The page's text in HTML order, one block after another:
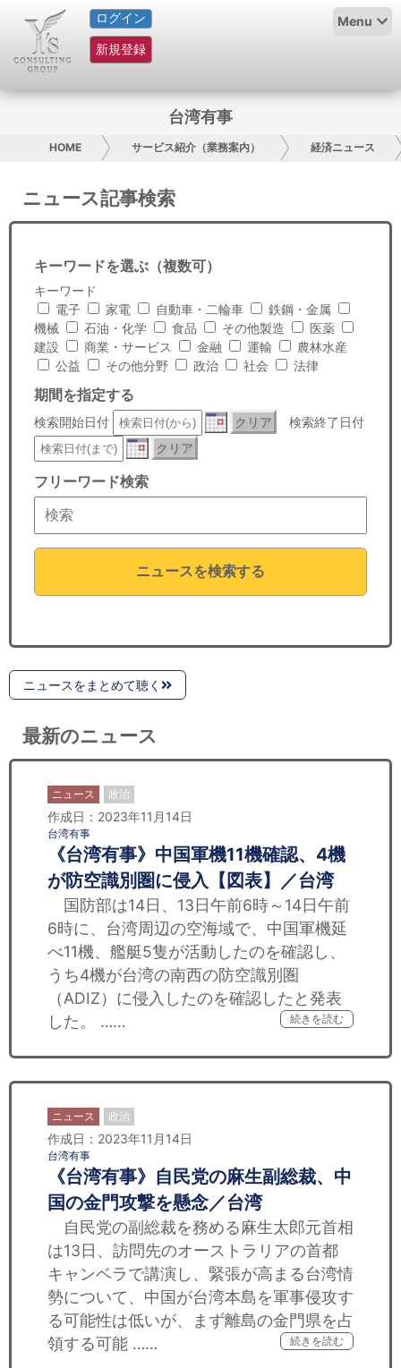
ログイン
新規登録
Menu
HOME
サービス紹介
グループ概要
採用情報
日本人にPR
コンサルティング
リサーチ
セミナー
経済ニュース
労務顧問
ＩＴ
台湾有事
HOME サービス紹介（業務案内） 経済ニュース
ニュース記事検索
キーワードを選ぶ（複数可）
キーワード
電子
家電 自動車・二輪車
鉄鋼・金属
機械
石油・化学 食品 その他製造
医薬
建設
商業・サービス 金融 運輸
農林水産
公益
その他分野 政治 社会 法律
期間を指定する
検索開始日付 クリア
検索終了日付
クリア
フリーワード検索
ニュースを検索する
ニュースをまとめて聴く
最新のニュース
ニュース 政治
作成日：2023年11月14日
台湾有事
《台湾有事》中国軍機11機確認、4機
が防空識別圏に侵入【図表】／台湾
国防部は14日、13日午前6時～14日午前
6時に、台湾周辺の空海域で、中国軍機延
べ11機、艦艇5隻が活動したのを確認し、
うち4機が台湾の南西の防空識別圏
（ADIZ）に侵入したのを確認したと発表
した。 ……
続きを読む
ニュース 政治
作成日：2023年11月14日
台湾有事
《台湾有事》自民党の麻生副総裁、中
国の金門攻撃を懸念／台湾
自民党の副総裁を務める麻生太郎元首相
は13日、訪問先のオーストラリアの首都
キャンベラで講演し、緊張が高まる台湾情
勢について、中国が台湾本島を軍事侵攻す
る可能性は低いが、まず離島の金門県を占
領する可能 ……
続きを読む